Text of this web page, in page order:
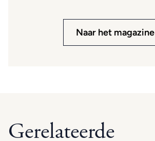
Naar het magazine
Gerelateerde